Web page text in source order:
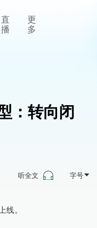
直
播
更
多
：转向闭
听全文 字号
线。